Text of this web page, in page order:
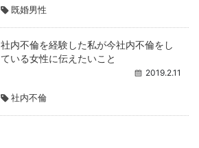
既婚男性
社内不倫を経験した私が今社内不倫をし
ている女性に伝えたいこと
2019.2.11
社内不倫